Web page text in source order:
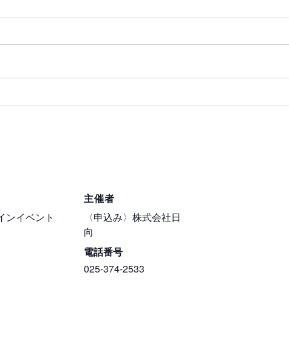
ンイベント
主催者
〈申込み〉株式会社日
向
電話番号
025-374-2533